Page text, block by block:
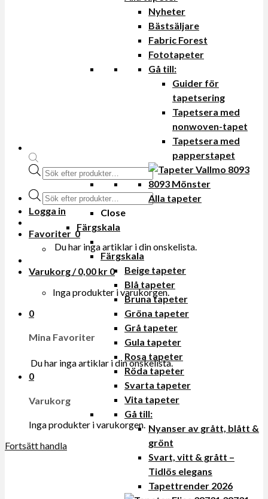
Produktsökning
Produktsökning
Logga in
Favoriter 0
Du har inga artiklar i din onskelista.
Varukorg /0,00 kr 0
Inga produkter i varukorgen.
0
Mina Favoriter
Du har inga artiklar i din onskelista.
0
Varukorg
Inga produkter i varukorgen.
Fortsätt handla
Nyheter
Bästsäljare
Fabric Forest
Fototapeter
Gå till:
Guider för
tapetsering
Tapetsera med
nonwoven-tapet
Tapetsera med
papperstapet
Alla tapeter
Close
Färgskala
Färgskala
Beige tapeter
Blå tapeter
Bruna tapeter
Gröna tapeter
Grå tapeter
Gula tapeter
Rosa tapeter
Röda tapeter
Svarta tapeter
Vita tapeter
Gå till:
Nyanser av grått, blått &
grönt
Svart, vitt & grått –
Tidlös elegans
Tapettrender 2026